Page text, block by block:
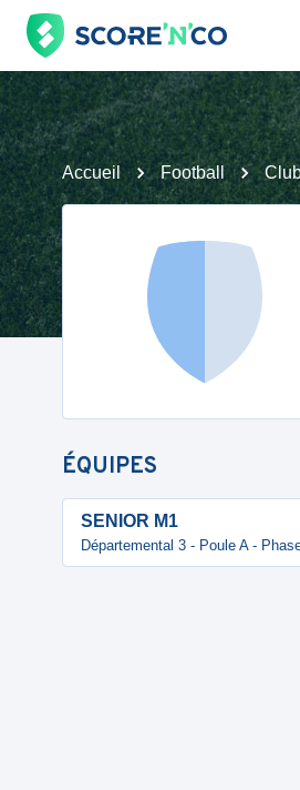
Accueil Football
ÉQUIPES
SENIOR M1
Départemental 3 - Poule A -